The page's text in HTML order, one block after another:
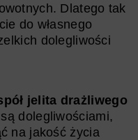
Dlatego tak
do własnego
dolegliwości
jelita drażliwego
są dolegliwościami,
na jakość życia